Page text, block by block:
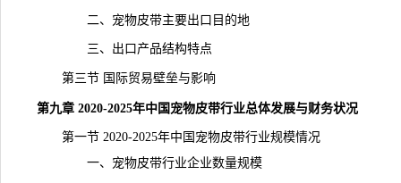
二、宠物皮带主要出口目的地
三、出口产品结构特点
第三节 国际贸易壁垒与影响
第九章 2020-2025年中国宠物皮带行业总体发展与财务状况
第一节 2020-2025年中国宠物皮带行业规模情况
一、宠物皮带行业企业数量规模